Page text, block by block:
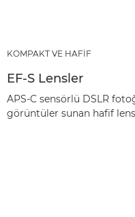
KOMPAKT VE HAFİF
EF-S Lensler
APS-C sensörlü DSLR
görüntüler sunan hafif